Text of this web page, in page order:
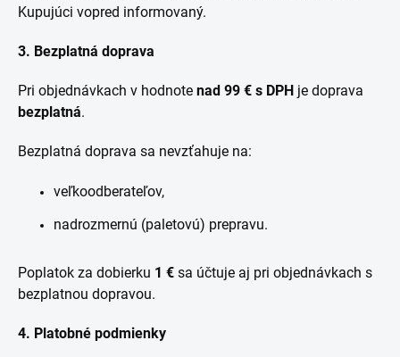
Kupujúci vopred informovaný.
3. Bezplatná doprava
Pri objednávkach v hodnote nad 99 € s DPH je doprava
bezplatná.
Bezplatná doprava sa nevzťahuje na:
veľkoodberateľov,
nadrozmernú (paletovú) prepravu.
Poplatok za dobierku 1 € sa účtuje aj pri objednávkach s
bezplatnou dopravou.
4. Platobné podmienky